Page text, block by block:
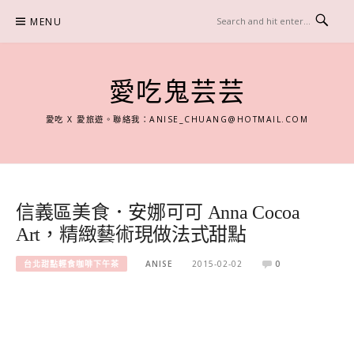
content
MENU
愛吃鬼芸芸
愛吃 X 愛旅遊。聯絡我：ANISE_CHUANG@HOTMAIL.COM
信義區美食．安娜可可 Anna Cocoa
Art，精緻藝術現做法式甜點
台北甜點輕食咖啡下午茶 ANISE 2015-02-02 0